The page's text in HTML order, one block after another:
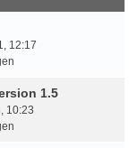
12:17
1.5
10:23